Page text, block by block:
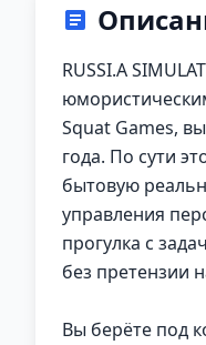
RUSSI.A
Squat Games,
года. По сути
бытовую
управления
прогулка с
без претензии
Вы берёте под